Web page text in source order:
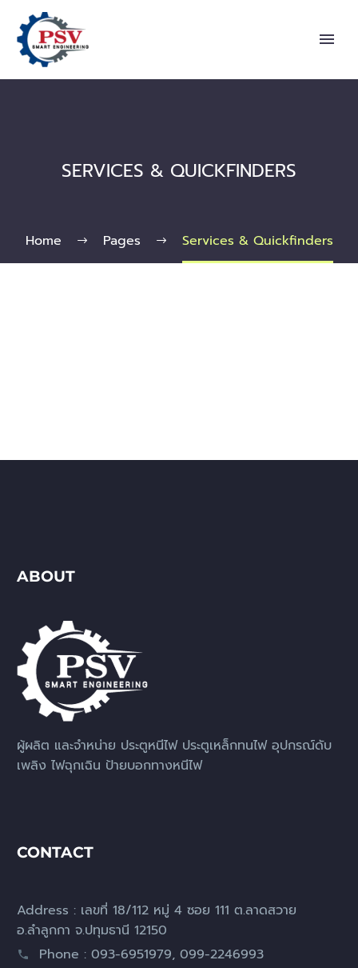
SERVICES & QUICKFINDERS
Home Pages Services & Quickfinders
ABOUT
ผู้ผลิต และจำหน่าย ประตูหนีไฟ ประตูเหล็กทนไฟ อุปกรณ์ดับ
เพลิง ไฟฉุกเฉิน ป้ายบอกทางหนีไฟ
CONTACT
Address : เลขที่ 18/112 หมู่ 4 ซอย 111 ต.ลาดสวาย
อ.ลำลูกกา จ.ปทุมธานี 12150
Phone : 093-6951979, 099-2246993